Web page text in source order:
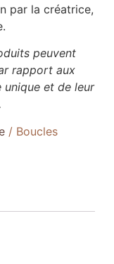
par la créatrice,
peuvent
rapport aux
et de leur
/ Boucles